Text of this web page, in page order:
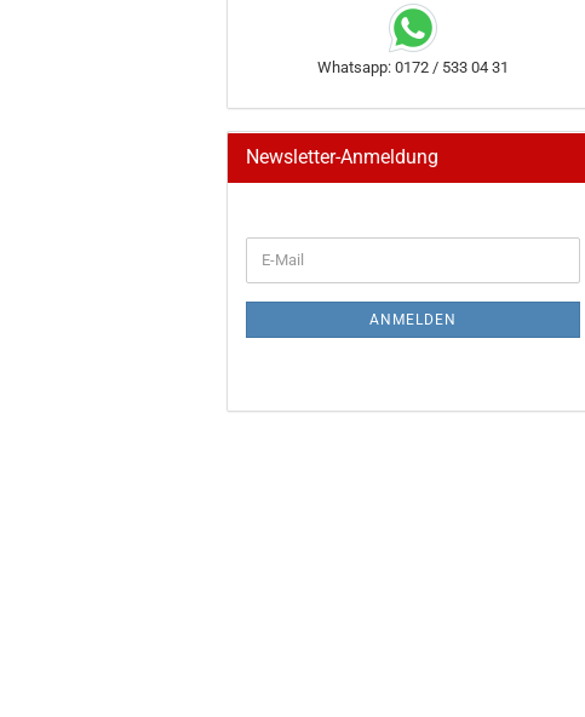
Whatsapp: 0172 / 533 04 31
Newsletter-Anmeldung
ZUR
NEWSLETTER-
E-
Mail
ANMELDEN